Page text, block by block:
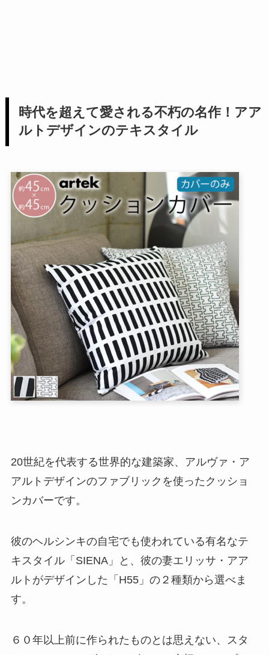
時代を超えて愛される不朽の名作！アア
ルトデザインのテキスタイル
20世紀を代表する世界的な建築家、アルヴァ・ア
アルトデザインのファブリックを使ったクッショ
ンカバーです。
彼のヘルシンキの自宅でも使われている有名なテ
キスタイル「SIENA」と、彼の妻エリッサ・アア
ルトがデザインした「H55」の２種類から選べま
す。
６０年以上前に作られたものとは思えない、スタ